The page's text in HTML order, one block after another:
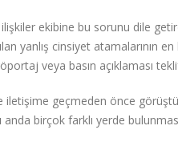
ilişkiler ekibine bu sorunu dile
yanlış cinsiyet atamalarının
veya basın açıklaması
iletişime geçmeden önce
anda birçok farklı yerde